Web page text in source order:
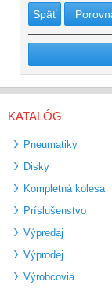
Späť
KATALÓG
Pneumatiky
Disky
Kompletná kolesa
Príslušenstvo
Výpredaj
Výprodej
Výrobcovia